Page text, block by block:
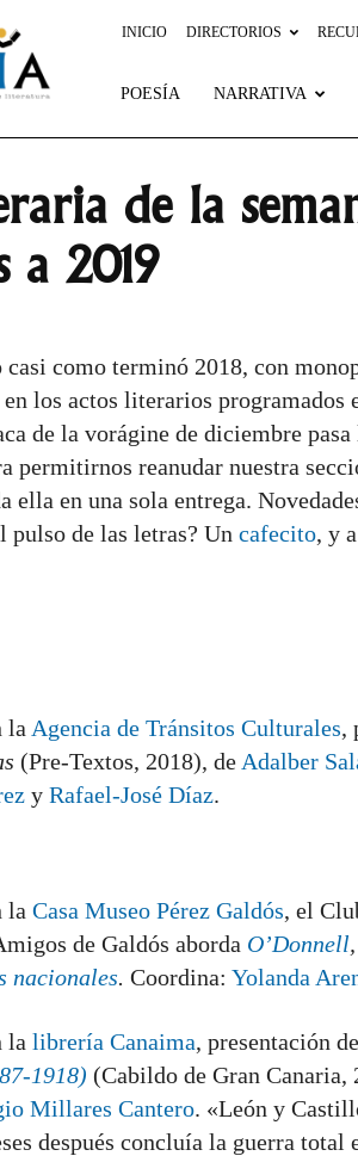
INICIO DIRECTORIOS
POESÍA NARRATIVA
de la
a 2019
casi como terminó 2018, con
en los actos literarios
de la vorágine de diciembre
permitirnos reanudar nuestra
ella en una sola entrega.
pulso de las letras? Un cafecito, y
la Agencia de Tránsitos Culturales,
(Pre-Textos, 2018), de Adalber
y Rafael-José Díaz.
la Casa Museo Pérez Galdós, el
de Galdós aborda O’Donnell,
nacionales. Coordina: Yolanda
la librería Canaima, presentación
1918) (Cabildo de Gran Canaria,
Millares Cantero. «León y
después concluía la guerra total